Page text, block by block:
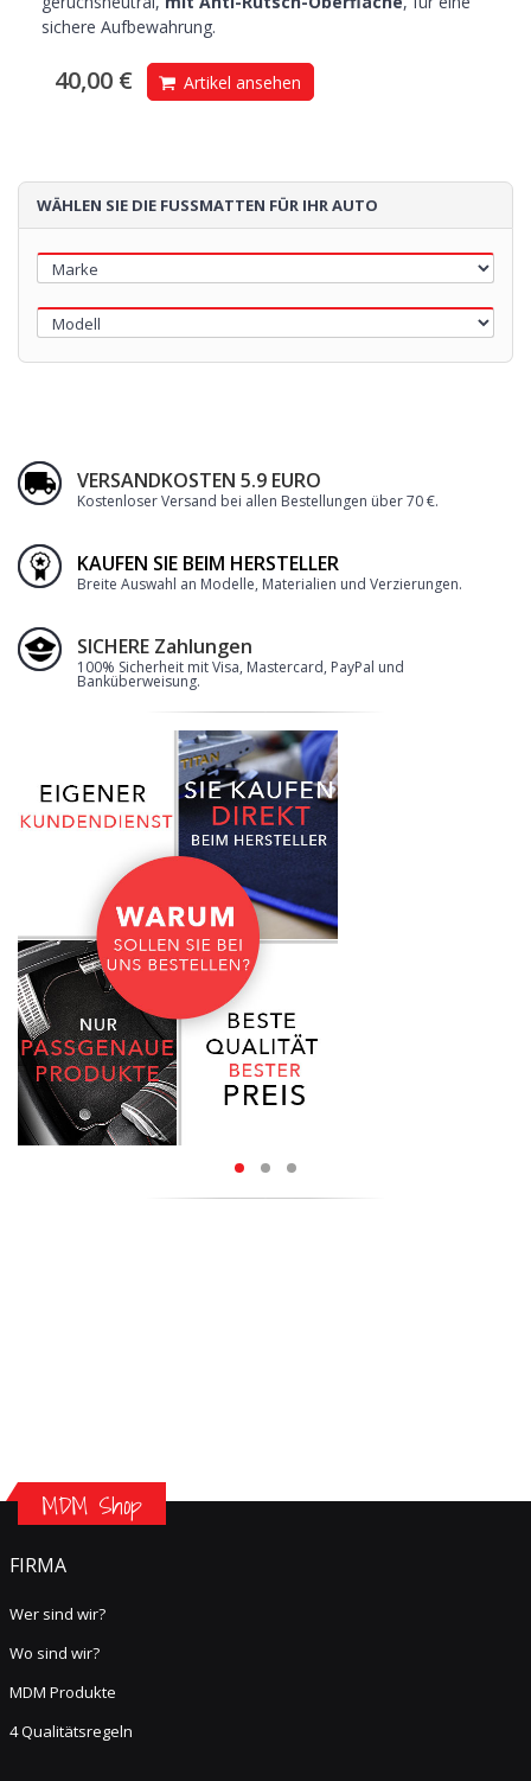
sichere Aufbewahrung.
40,00 € Artikel ansehen
WÄHLEN SIE DIE FUSSMATTEN FÜR IHR AUTO
VERSANDKOSTEN 5.9 EURO
Kostenloser Versand bei allen Bestellungen über 70 €.
KAUFEN SIE BEIM HERSTELLER
Breite Auswahl an Modelle, Materialien und Verzierungen.
SICHERE Zahlungen
100% Sicherheit mit Visa, Mastercard, PayPal und
Banküberweisung.
MDM Shop
FIRMA
Wer sind wir?
Wo sind wir?
MDM Produkte
4 Qualitätsregeln